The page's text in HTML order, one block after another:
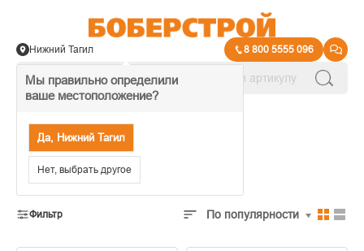
Мы правильно определили
ваше местоположение?
Да, Нижний Тагил
Нет, выбрать другое
Нижний Тагил 8 800 5555 096
Листовая кровля
Фильтр По популярности